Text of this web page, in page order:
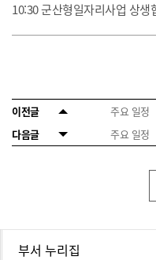
10:30 군산형일자리사업 상
이전글
주요 일정
다음글
주요 일정
부서 누리집